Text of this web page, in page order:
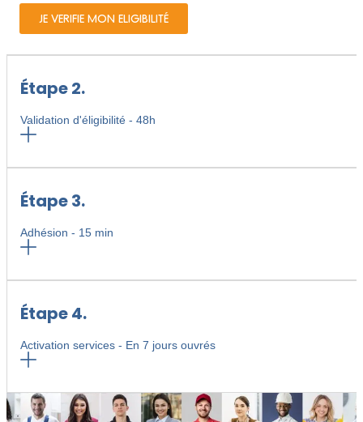
Étape 2.​
Validation d'éligibilité - 48h
Étape 3.​
Adhésion - 15 min
Étape 4.​
Activation services - En 7 jours ouvrés
JE VERIFIE MON ELIGIBILITÉ